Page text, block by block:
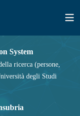
System
ricerca (persone,
degli Studi